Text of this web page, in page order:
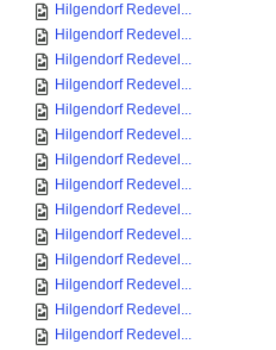
Hilgendorf Redevel...
Hilgendorf Redevel...
Hilgendorf Redevel...
Hilgendorf Redevel...
Hilgendorf Redevel...
Hilgendorf Redevel...
Hilgendorf Redevel...
Hilgendorf Redevel...
Hilgendorf Redevel...
Hilgendorf Redevel...
Hilgendorf Redevel...
Hilgendorf Redevel...
Hilgendorf Redevel...
Hilgendorf Redevel...